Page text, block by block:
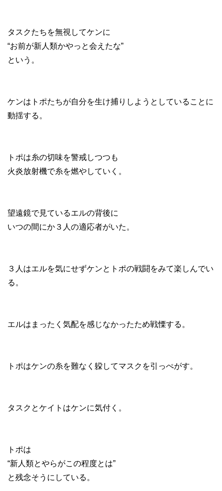
タスクたちを無視してケンに
“お前が新人類かやっと会えたな”
という。
ケンはトポたちが自分を生け捕りしようとしていることに
動揺する。
トポは糸の切味を警戒しつつも
火炎放射機で糸を燃やしていく。
望遠鏡で見ているエルの背後に
いつの間にか３人の適応者がいた。
３人はエルを気にせずケンとトポの戦闘をみて楽しんでい
る。
エルはまったく気配を感じなかったため戦慄する。
トポはケンの糸を難なく躱してマスクを引っぺがす。
タスクとケイトはケンに気付く。
トポは
“新人類とやらがこの程度とは”
と残念そうにしている。